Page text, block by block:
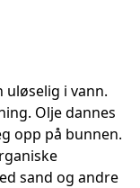
i vann.
Olje dannes
opp på bunnen.
sand og andre